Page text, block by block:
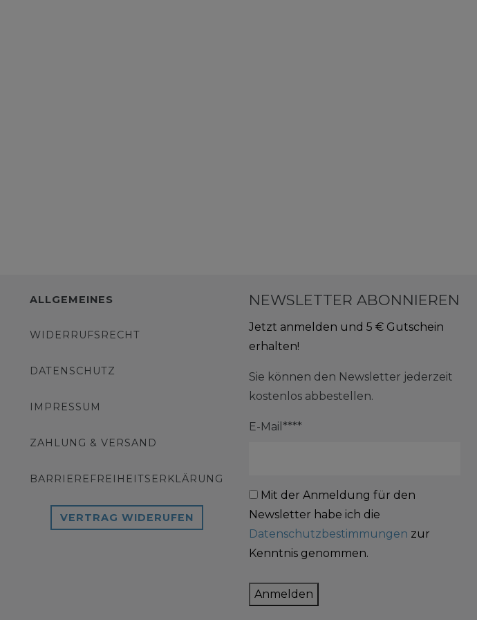
ALLGEMEINES
WIDERRUFSRECHT
DATENSCHUTZ
IMPRESSUM
ZAHLUNG & VERSAND
BARRIEREFREIHEITSERKLÄRUNG
VERTRAG WIDERUFEN
NEWSLETTER ABONNIEREN
Jetzt anmelden und 5 € Gutschein
erhalten!
Sie können den Newsletter jederzeit
kostenlos abbestellen.
E-Mail****
Mit der Anmeldung für den
Newsletter habe ich die
Datenschutzbestimmungen zur
Kenntnis genommen.
Anmelden